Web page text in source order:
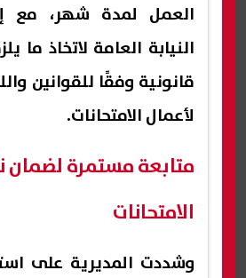
العمل لمدة شهر، مع
النيابة العامة لاتخاذ ما
قانونية وفقًا للقوانين
لأعمال الامتحانات.
متابعة مستمرة لضمان
الامتحانات
وشددت المديرية على